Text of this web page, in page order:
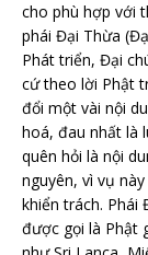
cho phù hợp với
phái Đại Thừa
Phát triển, Đại
cứ theo lời Phật
đổi một vài nội
hoá, đau nhất là
quên hỏi là nội
nguyên, vì vụ
khiển trách. Phái
được gọi là Phật